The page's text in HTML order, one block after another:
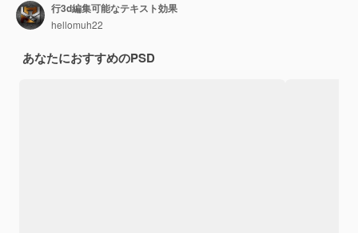
行3d編集可能なテキスト効果
hellomuh22
あなたにおすすめのPSD